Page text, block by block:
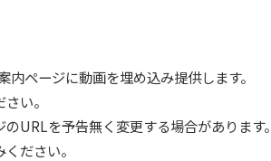
ページに動画を埋め込み提供します。
い。
URLを予告無く変更する場合があります
ださい。